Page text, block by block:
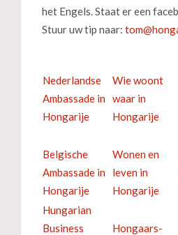
het Engels. Staat er een
Stuur uw tip naar:
Nederlandse
Ambassade in
Hongarije
Wie woont
waar in
Hongarije
Belgische
Ambassade in
Hongarije
Wonen en
leven in
Hongarije
Hungarian
Business
Hongaars-